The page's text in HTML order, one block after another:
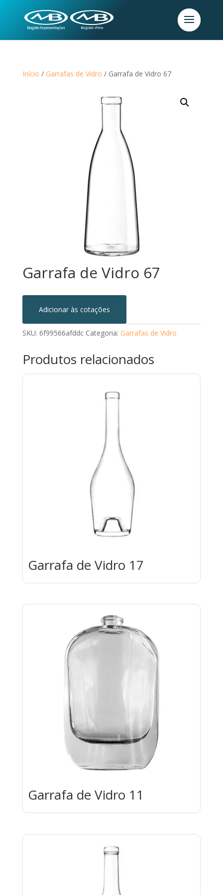
Início / Garrafas de Vidro / Garrafa de Vidro 67
Garrafa de Vidro 67
Adicionar às cotações
SKU: 6f99566afddc Categoria: Garrafas de Vidro
Produtos relacionados
Garrafa de Vidro 17
Garrafa de Vidro 11